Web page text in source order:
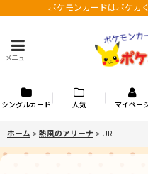
ポケモンカードはポケカ
メニュー
シングルカード 人気 マイペー
ホーム > 熱風のアリーナ > UR